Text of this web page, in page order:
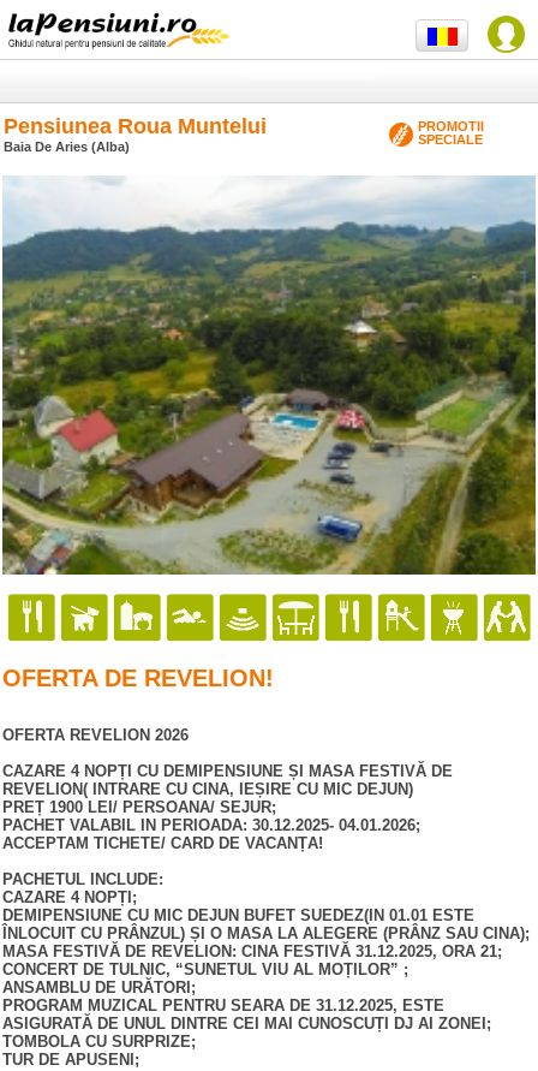
Pensiunea Roua Muntelui
Baia De Aries (Alba)
PROMOTII
SPECIALE
OFERTA DE REVELION!
OFERTA REVELION 2026
CAZARE 4 NOPȚI CU DEMIPENSIUNE ȘI MASA FESTIVĂ DE
REVELION( INTRARE CU CINA, IEȘIRE CU MIC DEJUN)
PREȚ 1900 LEI / PERSOANA/ SEJUR;
PACHET VALABIL IN PERIOADA: 30.12.2025- 04.01.2026;
ACCEPTAM TICHETE/ CARD DE VACANȚA!
PACHETUL INCLUDE:
CAZARE 4 NOPȚI;
DEMIPENSIUNE CU MIC DEJUN BUFET SUEDEZ(IN 01.01 ESTE
ÎNLOCUIT CU PRÂNZUL) ȘI O MASA LA ALEGERE (PRÂNZ SAU CINA);
MASA FESTIVĂ DE REVELION: CINA FESTIVĂ 31.12.2025, ORA 21;
CONCERT DE TULNIC, “SUNETUL VIU AL MOȚILOR” ;
ANSAMBLU DE URĂTORI;
PROGRAM MUZICAL PENTRU SEARA DE 31.12.2025, ESTE
ASIGURATĂ DE UNUL DINTRE CEI MAI CUNOSCUȚI DJ AI ZONEI;
TOMBOLA CU SURPRIZE;
TUR DE APUSENI;